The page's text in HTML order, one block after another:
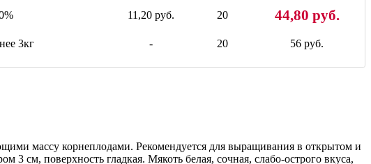
11,20 руб. 20 44,80 руб.
3кг - 20 56 руб.
массу корнеплодами. Рекомендуется для выращивания в открытом и
см, поверхность гладкая. Мякоть белая, сочная, слабо-острого вкуса,